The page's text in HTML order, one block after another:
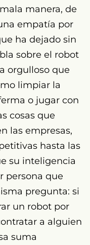
manera, de
empatía por
ha dejado sin
sobre el robot
orgulloso que
limpiar la
o jugar con
cosas que
las empresas,
hasta las
su inteligencia
persona que
pregunta: si
un robot por
a alguien
suma